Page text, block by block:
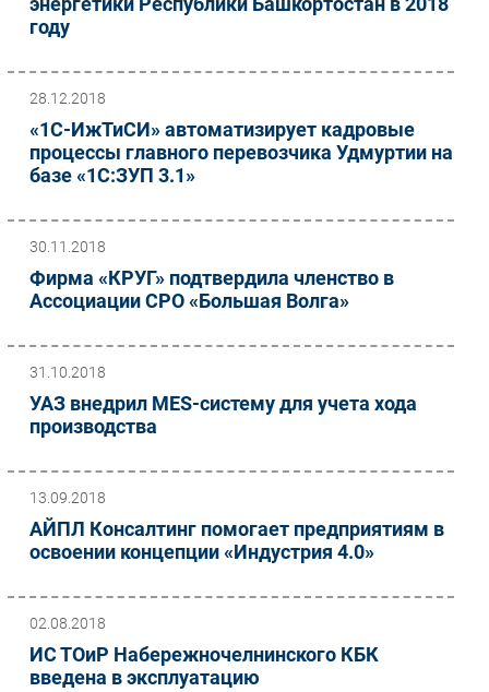
году
28.12.2018
«1С-ИжТиСИ» автоматизирует кадровые
процессы главного перевозчика Удмуртии на
базе «1С:ЗУП 3.1»
30.11.2018
Фирма «КРУГ» подтвердила членство в
Ассоциации СРО «Большая Волга»
31.10.2018
УАЗ внедрил MES-систему для учета хода
производства
13.09.2018
АЙПЛ Консалтинг помогает предприятиям в
освоении концепции «Индустрия 4.0»
02.08.2018
ИС ТОиР Набережночелнинского КБК
введена в эксплуатацию